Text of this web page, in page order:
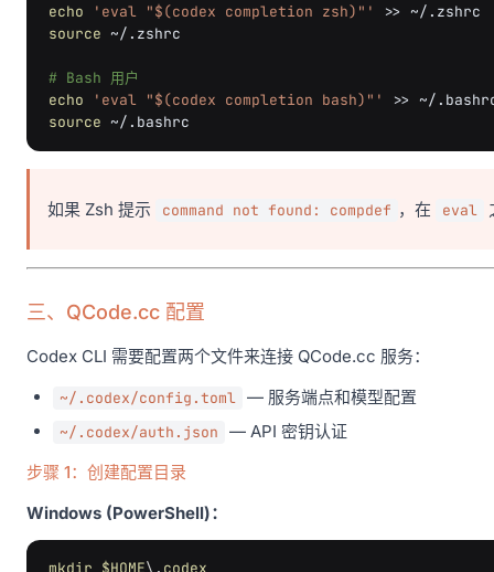
echo
'eval "$(codex completion zsh)"' >>
source ~/.zshrc
# Bash 用户
echo
'eval "$(codex completion bash)"'
>>
source
如果 Zsh 提示 command not found: compdef ，在 eval
三、QCode.cc 配置
Codex CLI 需要配置两个文件来连接 QCode.cc 服务：
~/.codex/config.toml — 服务端点和模型配置
~/.codex/auth.json
— API 密钥认证
步骤 1：创建配置目录
Windows (PowerShell)：
mkdir $HOME\. codex